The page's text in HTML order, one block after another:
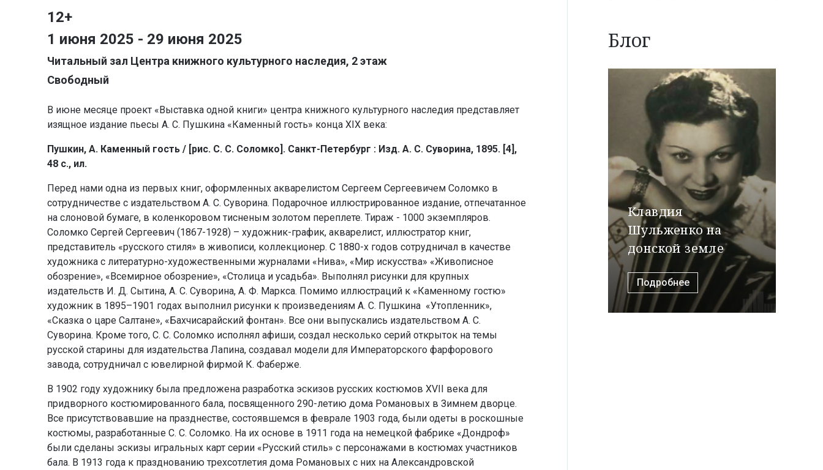
12+
1 июня 2025 - 29 июня 2025
Читальный зал Центра книжного культурного наследия, 2 этаж
Свободный
В июне месяце проект «Выставка одной книги» центра книжного культурного наследия представляет
изящное издание пьесы А. С. Пушкина «Каменный гость» конца XIX века:
Пушкин, А. Каменный гость / [рис. С. С. Соломко]. Санкт-Петербург : Изд. А. С. Суворина, 1895. [4],
48 с., ил.
Перед нами одна из первых книг, оформленных акварелистом Сергеем Сергеевичем Соломко в
сотрудничестве с издательством А. С. Суворина. Подарочное иллюстрированное издание, отпечатанное
на слоновой бумаге, в коленкоровом тисненым золотом переплете. Тираж - 1000 экземпляров.
Соломко Сергей Сергеевич (1867-1928) – художник-график, акварелист, иллюстратор книг,
представитель «русского стиля» в живописи, коллекционер. С 1880-х годов сотрудничал в качестве
художника с литературно-художественными журналами «Нива», «Мир искусства» «Живописное
обозрение», «Всемирное обозрение», «Столица и усадьба». Выполнял рисунки для крупных
издательств И. Д. Сытина, А. С. Суворина, А. Ф. Маркса. Помимо иллюстраций к «Каменному гостю»
художник в 1895–1901 годах выполнил рисунки к произведениям А. С. Пушкина «Утопленник»,
«Сказка о царе Салтане», «Бахчисарайский фонтан». Все они выпускались издательством А. С.
Суворина. Кроме того, С. С. Соломко исполнял афиши, создал несколько серий открыток на темы
русской старины для издательства Лапина, создавал модели для Императорского фарфорового
завода, сотрудничал с ювелирной фирмой К. Фаберже.
В 1902 году художнику была предложена разработка эскизов русских костюмов XVII века для
придворного костюмированного бала, посвященного 290-летию дома Романовых в Зимнем дворце.
Все присутствовавшие на празднестве, состоявшемся в феврале 1903 года, были одеты в роскошные
костюмы, разработанные С. С. Соломко. На их основе в 1911 года на немецкой фабрике «Дондроф»
были сделаны эскизы игральных карт серии «Русский стиль» с персонажами в костюмах участников
бала. В 1913 года к празднованию трехсотлетия дома Романовых с них на Александровской
Блог
Клавдия
Шульженко на
донской земле
Подробнее